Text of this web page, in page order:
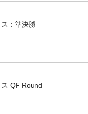
ス：準決勝
ス QF Round